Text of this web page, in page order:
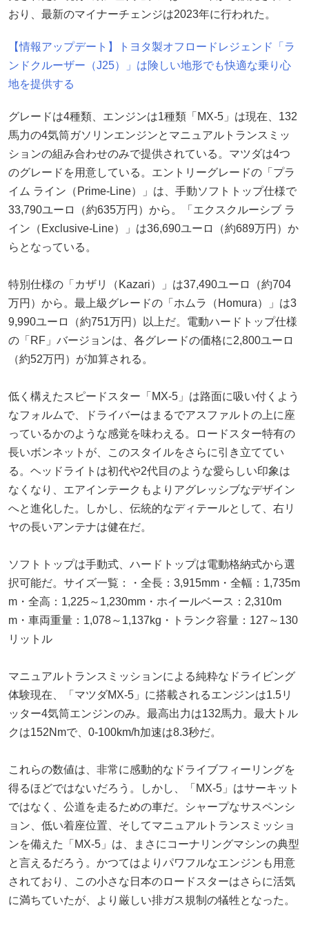
おり、最新のマイナーチェンジは2023年に行われた。
【情報アップデート】トヨタ製オフロードレジェンド「ラ
ンドクルーザー（J25）」は険しい地形でも快適な乗り心
地を提供する
グレードは4種類、エンジンは1種類「MX-5」は現在、132
馬力の4気筒ガソリンエンジンとマニュアルトランスミッ
ションの組み合わせのみで提供されている。マツダは4つ
のグレードを用意している。エントリーグレードの「プラ
イム ライン（Prime-Line）」は、手動ソフトトップ仕様で
33,790ユーロ（約635万円）から。「エクスクルーシブ ラ
イン（Exclusive-Line）」は36,690ユーロ（約689万円）か
らとなっている。
特別仕様の「カザリ（Kazari）」は37,490ユーロ（約704
万円）から。最上級グレードの「ホムラ（Homura）」は3
9,990ユーロ（約751万円）以上だ。電動ハードトップ仕様
の「RF」バージョンは、各グレードの価格に2,800ユーロ
（約52万円）が加算される。
低く構えたスピードスター「MX-5」は路面に吸い付くよう
なフォルムで、ドライバーはまるでアスファルトの上に座
っているかのような感覚を味わえる。ロードスター特有の
長いボンネットが、このスタイルをさらに引き立ててい
る。ヘッドライトは初代や2代目のような愛らしい印象は
なくなり、エアインテークもよりアグレッシブなデザイン
へと進化した。しかし、伝統的なディテールとして、右リ
ヤの長いアンテナは健在だ。
ソフトトップは手動式、ハードトップは電動格納式から選
択可能だ。サイズ一覧：・全長：3,915mm・全幅：1,735m
m・全高：1,225～1,230mm・ホイールベース：2,310m
m・車両重量：1,078～1,137kg・トランク容量：127～130
リットル
マニュアルトランスミッションによる純粋なドライビング
体験現在、「マツダMX-5」に搭載されるエンジンは1.5リ
ッター4気筒エンジンのみ。最高出力は132馬力。最大トル
クは152Nmで、0-100km/h加速は8.3秒だ。
これらの数値は、非常に感動的なドライブフィーリングを
得るほどではないだろう。しかし、「MX-5」はサーキット
ではなく、公道を走るための車だ。シャープなサスペンシ
ョン、低い着座位置、そしてマニュアルトランスミッショ
ンを備えた「MX-5」は、まさにコーナリングマシンの典型
と言えるだろう。かつてはよりパワフルなエンジンも用意
されており、この小さな日本のロードスターはさらに活気
に満ちていたが、より厳しい排ガス規制の犠牲となった。